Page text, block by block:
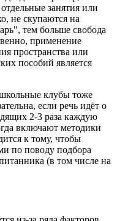
занятия или
не скупаются на
тем больше свобода
применение
пространства или
пособий является
клубы тоже
если речь идёт о
2-3 раза каждую
включают методики
к тому, чтобы
по поводу подбора
(в том числе на